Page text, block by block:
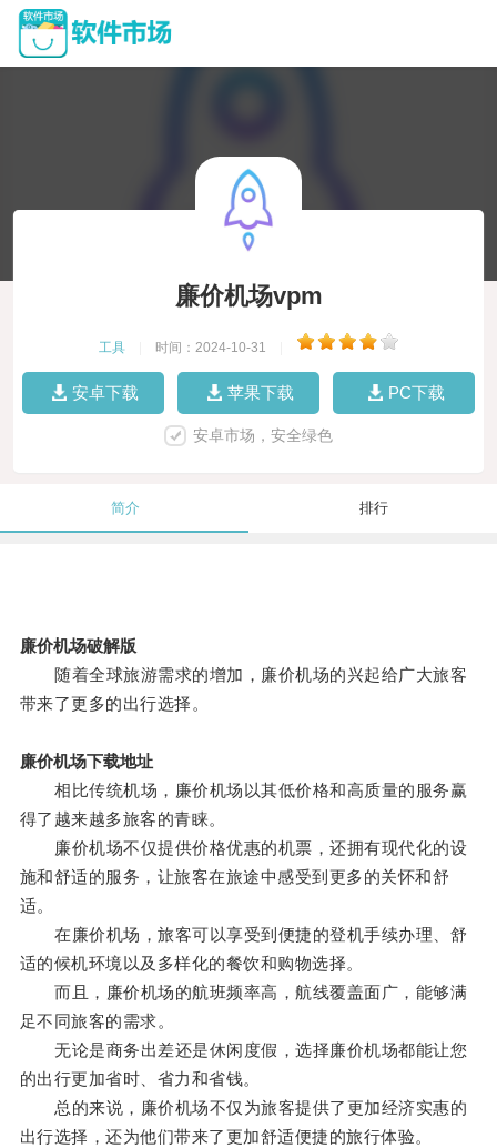
廉价机场vpm
工具 时间：2024-10-31
安卓下载 苹果下载 PC下载
安卓市场，安全绿色
简介 排行
廉价机场破解版
随着全球旅游需求的增加，廉价机场的兴起给广大旅客
带来了更多的出行选择。
廉价机场下载地址
相比传统机场，廉价机场以其低价格和高质量的服务赢
得了越来越多旅客的青睐。
廉价机场不仅提供价格优惠的机票，还拥有现代化的设
施和舒适的服务，让旅客在旅途中感受到更多的关怀和舒
适。
在廉价机场，旅客可以享受到便捷的登机手续办理、舒
适的候机环境以及多样化的餐饮和购物选择。
而且，廉价机场的航班频率高，航线覆盖面广，能够满
足不同旅客的需求。
无论是商务出差还是休闲度假，选择廉价机场都能让您
的出行更加省时、省力和省钱。
总的来说，廉价机场不仅为旅客提供了更加经济实惠的
出行选择，还为他们带来了更加舒适便捷的旅行体验。